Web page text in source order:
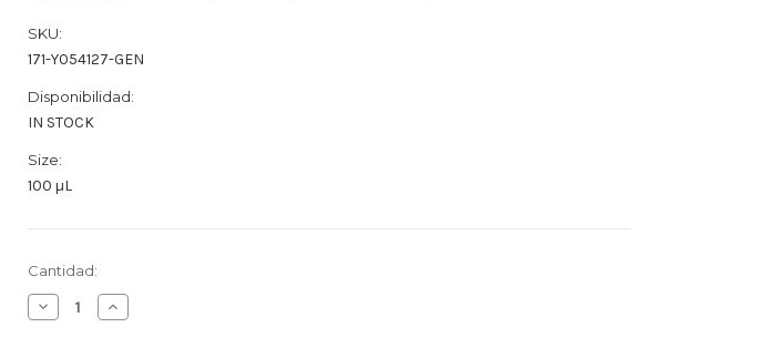
SKU:
171-Y054127-GEN
Disponibilidad:
IN STOCK
Size:
100 µL
Cantidad
actual
de
Cantidad:
Disminuir
la
Aumentar
la